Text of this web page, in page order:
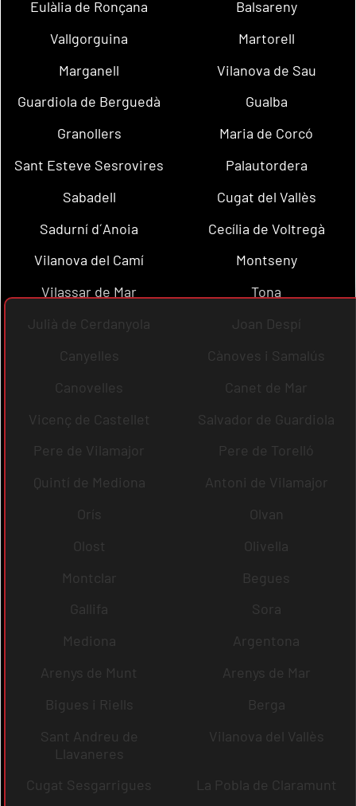
Eulàlia de Ronçana
Balsareny
Vallgorguina
Martorell
Marganell
Vilanova de Sau
Guardiola de Berguedà
Gualba
Granollers
Maria de Corcó
Sant Esteve Sesrovires
Palautordera
Sabadell
Cugat del Vallès
Sadurní d´Anoia
Cecília de Voltregà
Vilanova del Camí
Montseny
Vilassar de Mar
Tona
Julià de Cerdanyola
Joan Despí
Canyelles
Cànoves i Samalús
Canovelles
Canet de Mar
Vicenç de Castellet
Salvador de Guardiola
Pere de Vilamajor
Pere de Torelló
Quintí de Mediona
Antoni de Vilamajor
Orís
Olvan
Olost
Olivella
Montclar
Begues
Gallifa
Sora
Mediona
Argentona
Arenys de Munt
Arenys de Mar
Bigues i Riells
Berga
Sant Andreu de
Llavaneres
Vilanova del Vallès
Cugat Sesgarrigues
La Pobla de Claramunt